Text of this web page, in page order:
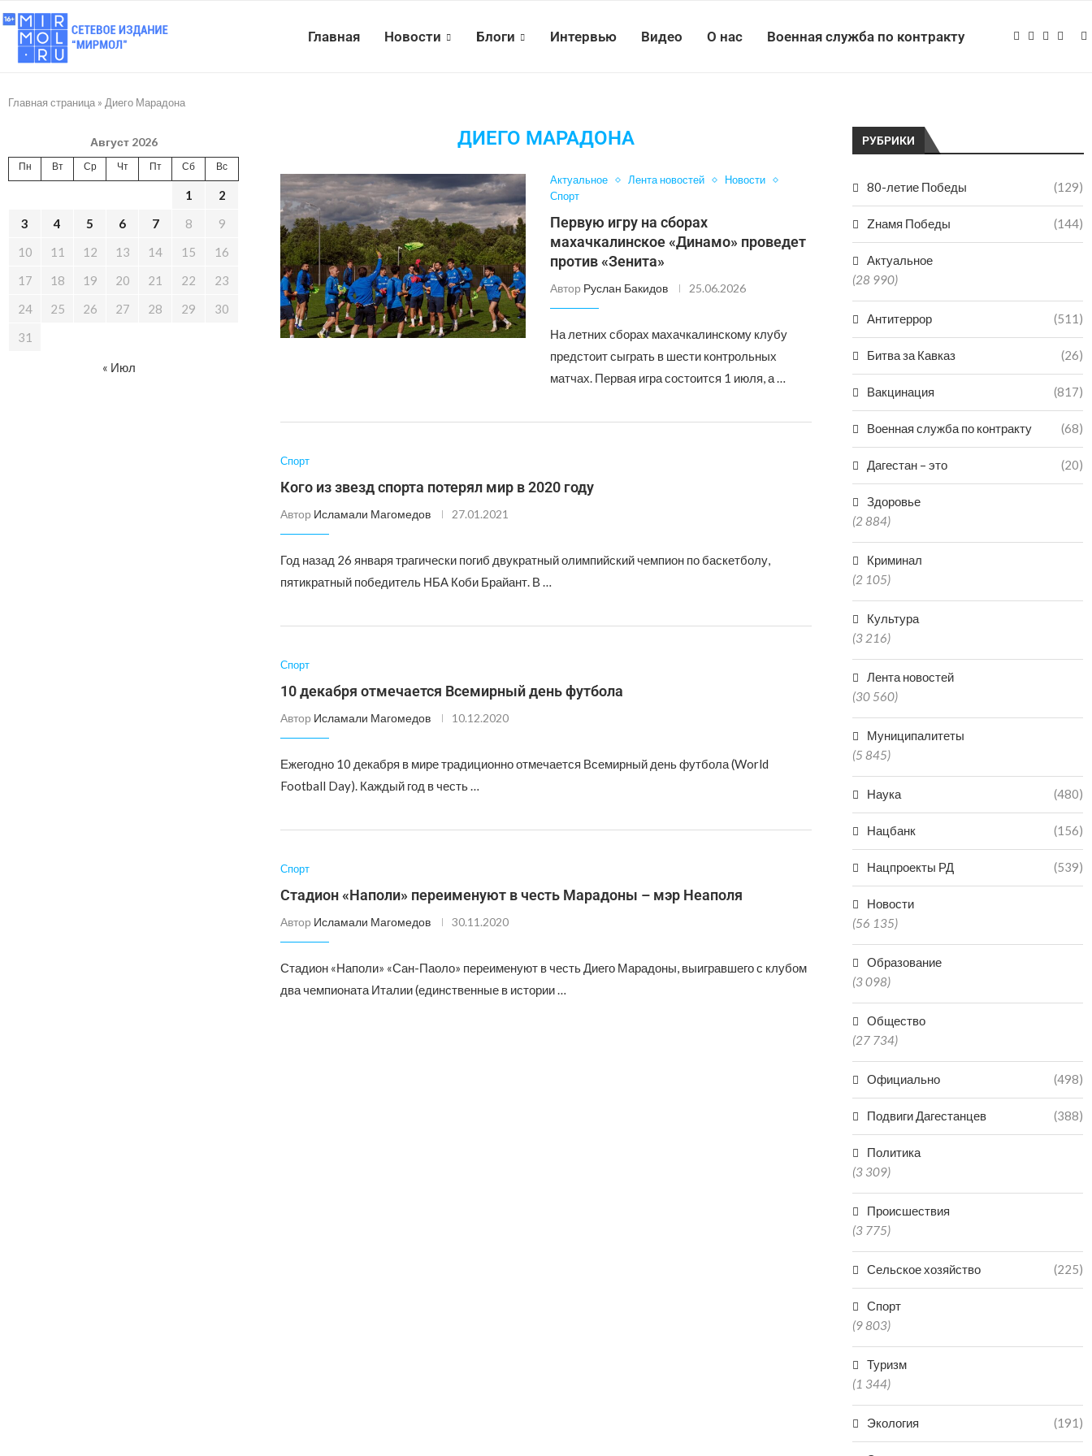
Главная Новости Блоги Интервью Видео О нас Военная служба по контракту
Главная страница » Диего Марадона
ДИЕГО МАРАДОНА
Актуальное Лента новостей
Новости
Спорт
Первую игру на сборах
махачкалинское «Динамо» проведет
против «Зенита»
Автор Руслан Бакидов 25.06.2026
На летних сборах махачкалинскому клубу
предстоит сыграть в шести контрольных
матчах. Первая игра состоится 1 июля, а …
Спорт
Кого из звезд спорта потерял мир в 2020 году
Автор Исламали Магомедов 27.01.2021
Год назад 26 января трагически погиб двукратный олимпийский чемпион по баскетболу,
пятикратный победитель НБА Коби Брайант. В …
Спорт
10 декабря отмечается Всемирный день футбола
Автор Исламали Магомедов 10.12.2020
Ежегодно 10 декабря в мире традиционно отмечается Всемирный день футбола (World
Football Day). Каждый год в честь …
Спорт
Стадион «Наполи» переименуют в честь Марадоны – мэр Неаполя
Автор Исламали Магомедов 30.11.2020
Стадион «Наполи» «Сан-Паоло» переименуют в честь Диего Марадоны, выигравшего с клубом
два чемпионата Италии (единственные в истории …
РУБРИКИ
80-летие Победы (129)
Zнамя Победы (144)
Актуальное
(28 990)
Антитеррор (511)
Битва за Кавказ (26)
Вакцинация (817)
Военная служба по контракту (68)
Дагестан – это (20)
Здоровье
(2 884)
Криминал
(2 105)
Культура
(3 216)
Лента новостей
(30 560)
Муниципалитеты
(5 845)
Наука (480)
Нацбанк (156)
Нацпроекты РД (539)
Новости
(56 135)
Образование
(3 098)
Общество
(27 734)
Официально (498)
Подвиги Дагестанцев (388)
Политика
(3 309)
Происшествия
(3 775)
Сельское хозяйство (225)
Спорт
(9 803)
Туризм
(1 344)
Экология (191)
Август 2026
Пн Вт Ср Чт Пт Сб Вс
1
2
3
4 5 6 7 8
9
10
11 12 13 14 15
16
17
18 19 20 21 22
23
24
25 26 27 28 29
30
31
« Июл